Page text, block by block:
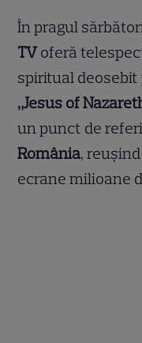
În pragul
TV oferă
spiritual
„Jesus of
un punct de
România,
ecrane milioane